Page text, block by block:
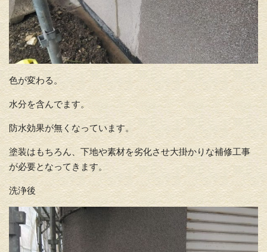
色が変わる。
水分を含んでます。
防水効果が無くなっています。
塗装はもちろん、下地や素材を劣化させ大掛かりな補修工事
が必要となってきます。
洗浄後